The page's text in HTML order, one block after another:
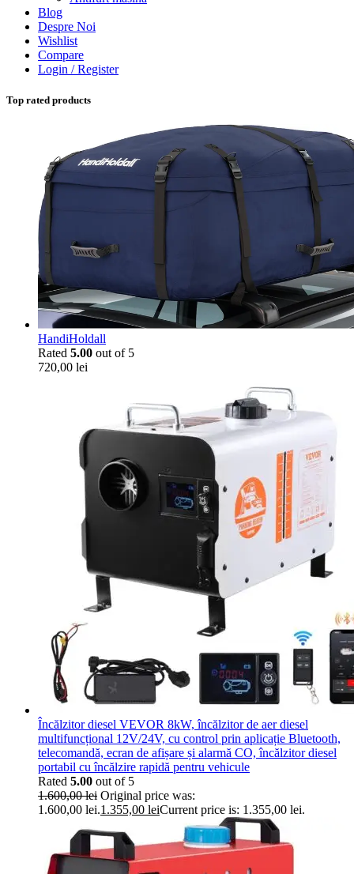
Blog
Despre Noi
Wishlist
Compare
Login / Register
Top rated products
HandiHoldall
Rated 5.00 out of 5
720,00 lei
Încălzitor diesel VEVOR 8kW, încălzitor de aer diesel
multifuncțional 12V/24V, cu control prin aplicație Bluetooth,
telecomandă, ecran de afișare și alarmă CO, încălzitor diesel
portabil cu încălzire rapidă pentru vehicule
Rated 5.00 out of 5
1.600,00lei Original price was:
1.600,00 lei.1.355,00 leiCurrent price is: 1.355,00 lei.